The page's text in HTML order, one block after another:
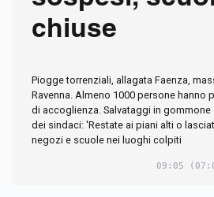
chiuse
Piogge torrenziali, allagata Faenza,
Ravenna. Almeno 1000 persone hanno
di accoglienza. Salvataggi in
dei sindaci: 'Restate ai piani alti o
negozi e scuole nei luoghi colpiti
09:05